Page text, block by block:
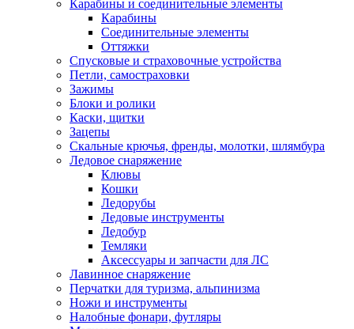
Карабины и соединительные элементы
Карабины
Соединительные элементы
Оттяжки
Спусковые и страховочные устройства
Петли, самостраховки
Зажимы
Блоки и ролики
Каски, щитки
Зацепы
Скальные крючья, френды, молотки, шлямбура
Ледовое снаряжение
Клювы
Кошки
Ледорубы
Ледовые инструменты
Ледобур
Темляки
Аксессуары и запчасти для ЛС
Лавинное снаряжение
Перчатки для туризма, альпинизма
Ножи и инструменты
Налобные фонари, футляры